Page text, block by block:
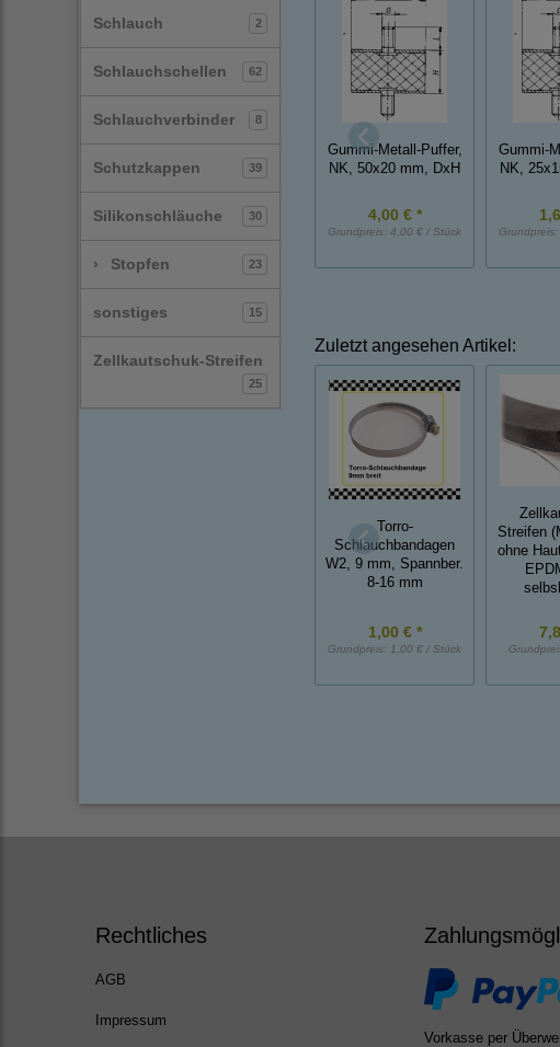
Schlauch 2
Schlauchschellen 62
Schlauchverbinder 8
Schutzkappen 39
Silikonschläuche 30
› Stopfen 23
sonstiges 15
Zellkautschuk-Streifen
25
Gummi-Metall-Puffer,
NK, 50x20 mm, DxH
4,00 € *
Grundpreis: 4,00 € / Stück
Gummi-
NK,
Grundpreis:
Zuletzt angesehen Artikel:
Torro-
Schlauchbandagen
W2, 9 mm, Spannber.
8-16 mm
1,00 € *
Grundpreis: 1,00 € / Stück
Streifen
ohne
Rechtliches
AGB
Impressum
Vorkasse per